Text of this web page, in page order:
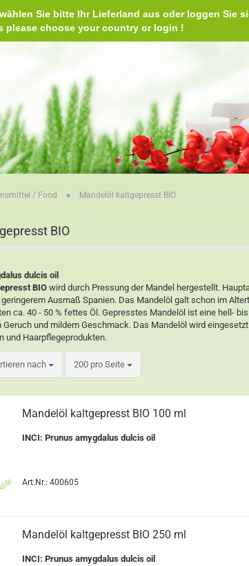
Sie bitte Ihr Lieferland aus oder loggen Sie
please choose your country or login
/ Food » Mandelöl kaltgepresst BIO
BIO
dulcis oil
BIO wird durch Pressung der Mandel hergestellt.
Ausmaß Spanien. Das Mandelöl galt schon im
ca. 40 - 50 % fettes Öl. Gepresstes Mandelöl ist eine hell-
und mildem Geschmack. Das Mandelöl wird
und Haarpflegeprodukten.
nach 200 pro Seite
Mandelöl kaltgepresst BIO 100 ml
INCI: Prunus amygdalus dulcis oil
Art.Nr.: 400605
Mandelöl kaltgepresst BIO 250 ml
INCI: Prunus amygdalus dulcis oil